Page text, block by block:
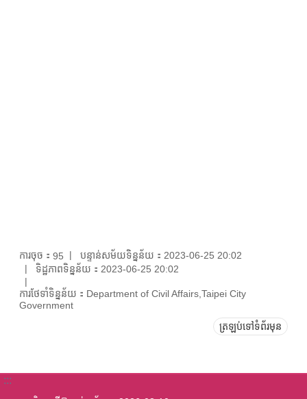
ការចុច： 95
បន្ទាន់សម័យទិន្នន័យ：2023-06-25 20:02
ទិដ្ឋភាពទិន្នន័យ：2023-06-25 20:02
ការថែទាំទិន្នន័យ：Department of Civil Affairs,Taipei City
Government
ត្រឡប់ទៅទំព័រមុន
:::